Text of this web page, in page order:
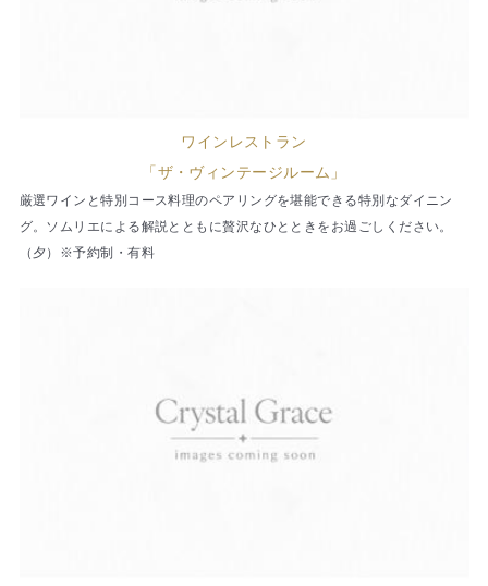
ワインレストラン
「ザ・ヴィンテージルーム」
厳選ワインと特別コース料理のペアリングを堪能できる特別なダイニン
グ。ソムリエによる解説とともに贅沢なひとときをお過ごしください。
（夕）※予約制・有料